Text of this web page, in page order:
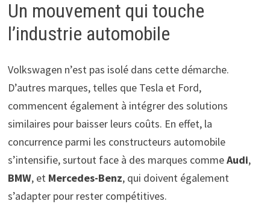
Un mouvement qui touche
l’industrie automobile
Volkswagen n’est pas isolé dans cette démarche.
D’autres marques, telles que Tesla et Ford,
commencent également à intégrer des solutions
similaires pour baisser leurs coûts. En effet, la
concurrence parmi les constructeurs automobile
s’intensifie, surtout face à des marques commeAudi,
BMW, et Mercedes-Benz, qui doivent également
s’adapter pour rester compétitives.